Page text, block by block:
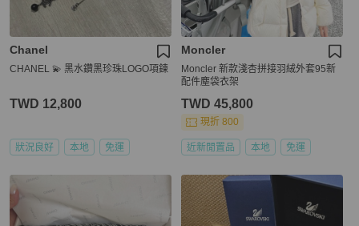
Chanel
CHANEL 💫 黑水鑽黑珍珠LOGO項鍊
TWD 12,800
狀況良好 本地 免運
Moncler
Moncler 新款淺杏拼接羽絨外套95新
配件塵袋衣架
TWD 45,800
現折 800
近新閒置品 本地 免運